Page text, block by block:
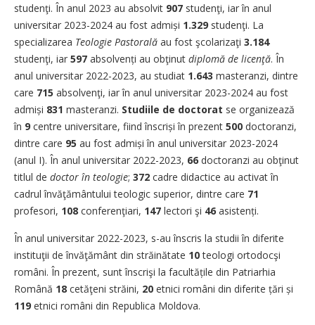
studenţi. În anul 2023 au absolvit 907 studenţi, iar în anul
universitar 2023-2024 au fost admiși 1.329 studenţi. La
specializarea Teologie Pastorală au fost şcolarizaţi 3.184
studenţi, iar 597 absolvenți au obţinut diplomă de licenţă. În
anul universitar 2022-2023, au studiat 1.643 masteranzi, dintre
care 715 absolvenţi, iar în anul universitar 2023-2024 au fost
admiși 831 masteranzi. Studiile de doctorat se organizează
în 9 centre universitare, fiind înscriși în prezent 500 doctoranzi,
dintre care 95 au fost admiși în anul universitar 2023-2024
(anul I). În anul universitar 2022-2023, 66 doctoranzi au obţinut
titlul de doctor în teologie; 372 cadre didactice au activat în
cadrul învăţământului teologic superior, dintre care 71
profesori, 108 conferenţiari, 147 lectori şi 46 asistenți.
În anul universitar 2022-2023, s-au înscris la studii în diferite
instituţii de învăţământ din străinătate 10teologi ortodocşi
români. În prezent, sunt înscrişi la facultățile din Patriarhia
Română 18 cetăţeni străini, 20 etnici români din diferite țări și
119 etnici români din Republica Moldova.